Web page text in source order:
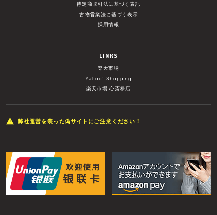
特定商取引法に基づく表記
古物営業法に基づく表示
採用情報
LINKS
楽天市場
Yahoo! Shopping
楽天市場 心斎橋店
弊社運営を装った偽サイトにご注意ください！